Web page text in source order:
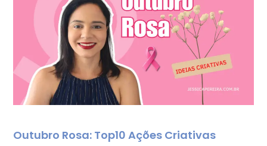
Outubro Rosa: Top10 Ações Criativas